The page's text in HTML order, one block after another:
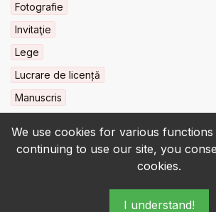
We use cookies for various functions
continuing to use our site, you
cookies.
I understand!
Fotografie
Invitaţie
Lege
Lucrare de licență
Manuscris
© 2022-2026 • BCU „Carol I” - All